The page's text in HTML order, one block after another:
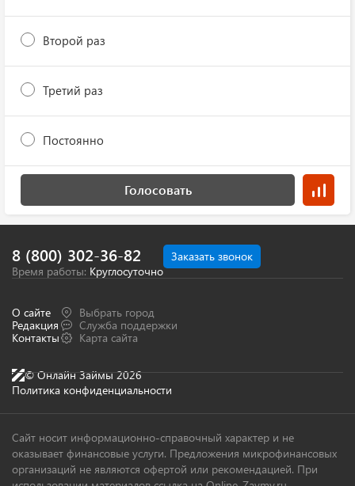
Второй раз
Третий раз
Постоянно
Голосовать
© Онлайн Займы 2026
Политика конфиденциальности
О сайте
Редакция
Контакты
Выбрать город
Служба поддержки
Карта сайта
Заказать звонок
8 (800) 302-36-82
Время работы: Круглосуточно
Сайт носит информационно-справочный характер и не
оказывает финансовые услуги. Предложения микрофинансовых
организаций не являются офертой или рекомендацией. При